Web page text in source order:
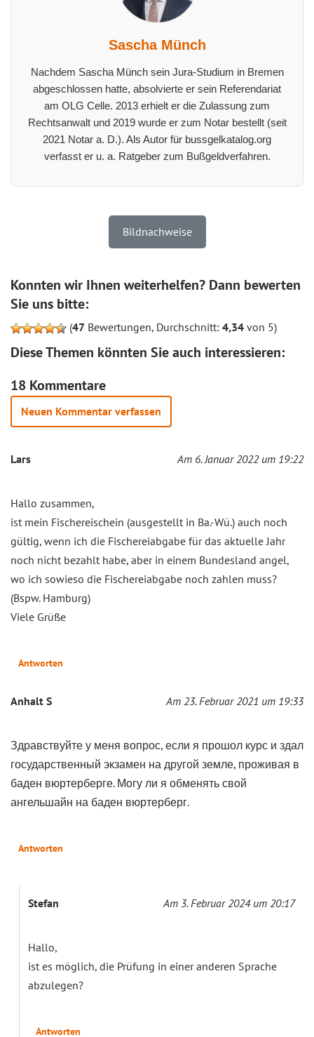
Sascha Münch
Nachdem Sascha Münch sein Jura-Studium in Bremen
abgeschlossen hatte, absolvierte er sein Referendariat
am OLG Celle. 2013 erhielt er die Zulassung zum
Rechtsanwalt und 2019 wurde er zum Notar bestellt (seit
2021 Notar a. D.). Als Autor für bussgelkatalog.org
verfasst er u. a. Ratgeber zum Bußgeldverfahren.
Bildnachweise
Konnten wir Ihnen weiterhelfen? Dann bewerten
Sie uns bitte:
(47 Bewertungen, Durchschnitt: 4,34 von 5)
Diese Themen könnten Sie auch interessieren:
18 Kommentare
Neuen Kommentar verfassen
Lars Am 6. Januar 2022 um 19:22
Hallo zusammen,
ist mein Fischereischein (ausgestellt in Ba.-Wü.) auch noch
gültig, wenn ich die Fischereiabgabe für das aktuelle Jahr
noch nicht bezahlt habe, aber in einem Bundesland angel,
wo ich sowieso die Fischereiabgabe noch zahlen muss?
(Bspw. Hamburg)
Viele Grüße
Antworten
Anhalt S Am 23. Februar 2021 um 19:33
Здравствуйте у меня вопрос, если я прошол курс и здал
государственный экзамен на другой земле, проживая в
баден вюртерберге. Могу ли я обменять свой
ангельшайн на баден вюртерберг.
Antworten
Stefan Am 3. Februar 2024 um 20:17
Hallo,
ist es möglich, die Prüfung in einer anderen Sprache
abzulegen?
Antworten